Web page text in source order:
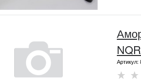
Артикул: